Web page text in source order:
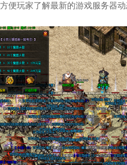
便玩家了解最新的游戏服务器动